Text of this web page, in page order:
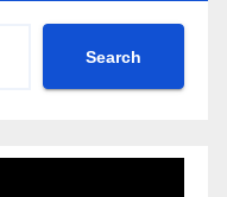
Search